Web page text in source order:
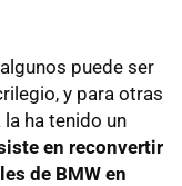
puede ser
y para otras
ha tenido un
en reconvertir
de BMW en